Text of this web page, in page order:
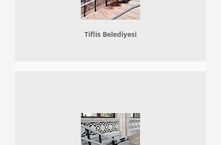
Tiflis Belediyesi